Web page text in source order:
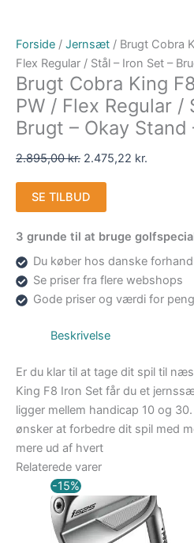
Forside / Jernsæt / Brugt Cobra
Flex Regular / Stål – Iron Set –
Brugt Cobra King
PW / Flex Regular /
Brugt – Okay Stand
2.895,00kr. 2.475,22 kr.
SE TILBUD
3 grunde til at bruge
Du køber hos danske
Se priser fra flere webshops
Gode priser og værdi for
Beskrivelse
Er du klar til at tage dit spil til
King F8 Iron Set får du et
ligger mellem handicap 10 og
ønsker at forbedre dit spil med
mere ud af hvert
Relaterede varer
-15%
Den
oprindelige
pris
var:
11.025,00 kr..
aktuelle
pris
er:
9.371,25 kr..